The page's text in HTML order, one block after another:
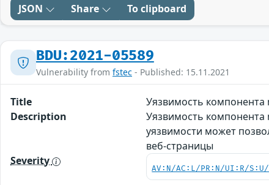
JSON Share To clipboard
BDU:2021-05589
Vulnerability from fstec - Published: 15.11.2021
Title
Уязвимость
Description
Уязвимость компонента
уязвимости может
веб-страницы
Severity
AV:N/AC:L/PR:N/UI:R/